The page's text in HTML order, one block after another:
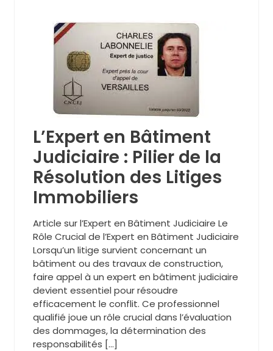
L’Expert en Bâtiment
Judiciaire : Pilier de la
Résolution des Litiges
Immobiliers
Article sur l’Expert en Bâtiment Judiciaire Le
Rôle Crucial de l’Expert en Bâtiment Judiciaire
Lorsqu’un litige survient concernant un
bâtiment ou des travaux de construction,
faire appel à un expert en bâtiment judiciaire
devient essentiel pour résoudre
efficacement le conflit. Ce professionnel
qualifié joue un rôle crucial dans l’évaluation
des dommages, la détermination des
responsabilités […]